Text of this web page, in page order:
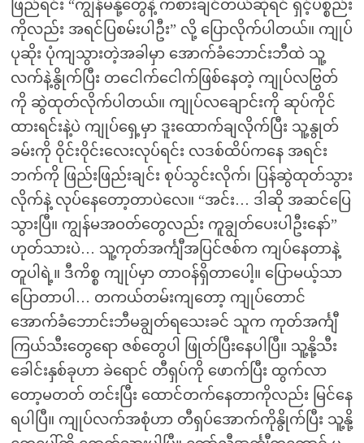
ဖြည်ရင်း “ကျွန်မနို့တွေနဲ့ ကစားချင်တယ်ဆိုရင် ရှင့်ပစ္စည်း
ကိုလည်း အရင်ပြစမ်းပါဦး” လို့ ပြောလိုက်ပါတယ်။ ကျုပ်
ပုဆိုး ပုံကျသွားတဲ့အခါမှာ အောက်ခံဘောင်းဘီထဲ သူ့
လက်နဲ့နွိုက်ပြီး တငေါက်ငေါက်ဖြစ်နေတဲ့ ကျုပ်လဗြွတ်
ကို ဆွဲထုတ်လိုက်ပါတယ်။ ကျုပ်လချောင်းကို ဆုပ်ကိုင်
ထားရင်းနဲ့ပဲ ကျုပ်ရှေ့မှာ ဒူးထောက်ချလိုက်ပြီး သူ့နွုတ်
ခမ်းကို ဝိုင်းဝိုင်းလေးလုပ်ရင်း လဒစ်ထိပ်ကနေ အရင်း
ဘက်ကို ဖြည်းဖြည်းချင်း စုပ်သွင်းလိုက်၊ ပြန်ဆွဲထုတ်သွား
လိုက်နဲ့ လုပ်နေတော့တာပဲလေ။ “အင်း… ဒါဆို အဆင်ပြေ
သွားပြီ။ ကျွန်မအဝတ်တွေလည်း ကူချွတ်ပေးပါဦးနော်”
ဟုတ်သားပဲ… သူ့ကုတ်အင်္ကျီအပြင်ဇစ်က ကျပ်နေတာနဲ့
တူပါရဲ့။ ဒီကိစ္စ ကျုပ်မှာ တာဝန်ရှိတာပေါ့။ ပြောမယ့်သာ
ပြောတာပါ… တကယ်တမ်းကျတော့ ကျုပ်တောင်
အောက်ခံဘောင်းဘီမချွတ်ရသေးခင် သူက ကုတ်အင်္ကျီ
ကြယ်သီးတွေရော ဇစ်တွေပါ ဖြုတ်ပြီးနေပါပြီ။ သူ့နို့သီး
ခေါင်းနှစ်ခုဟာ ခဲရောင် တီရှပ်ကို ဖောက်ပြီး ထွက်လာ
တော့မတတ် တင်းပြီး ထောင်တက်နေတာကိုလည်း မြင်နေ
ရပါပြီ။ ကျုပ်လက်အစုံဟာ တီရှပ်အောက်ကိုနွိုက်ပြီး သူ့နို့